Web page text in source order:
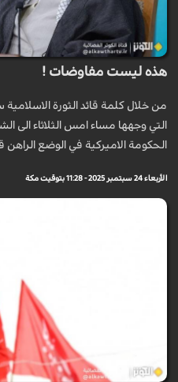
هذه ليست مفاوضات !
من خلال كلمة قائد الثورة
التي وجهها مساء امس الثلاثاء الى
الحكومة الاميركية في الوضع الراهن
الأربعاء 24 سبتمبر 2025 - 11:28 بتوقيت مكة